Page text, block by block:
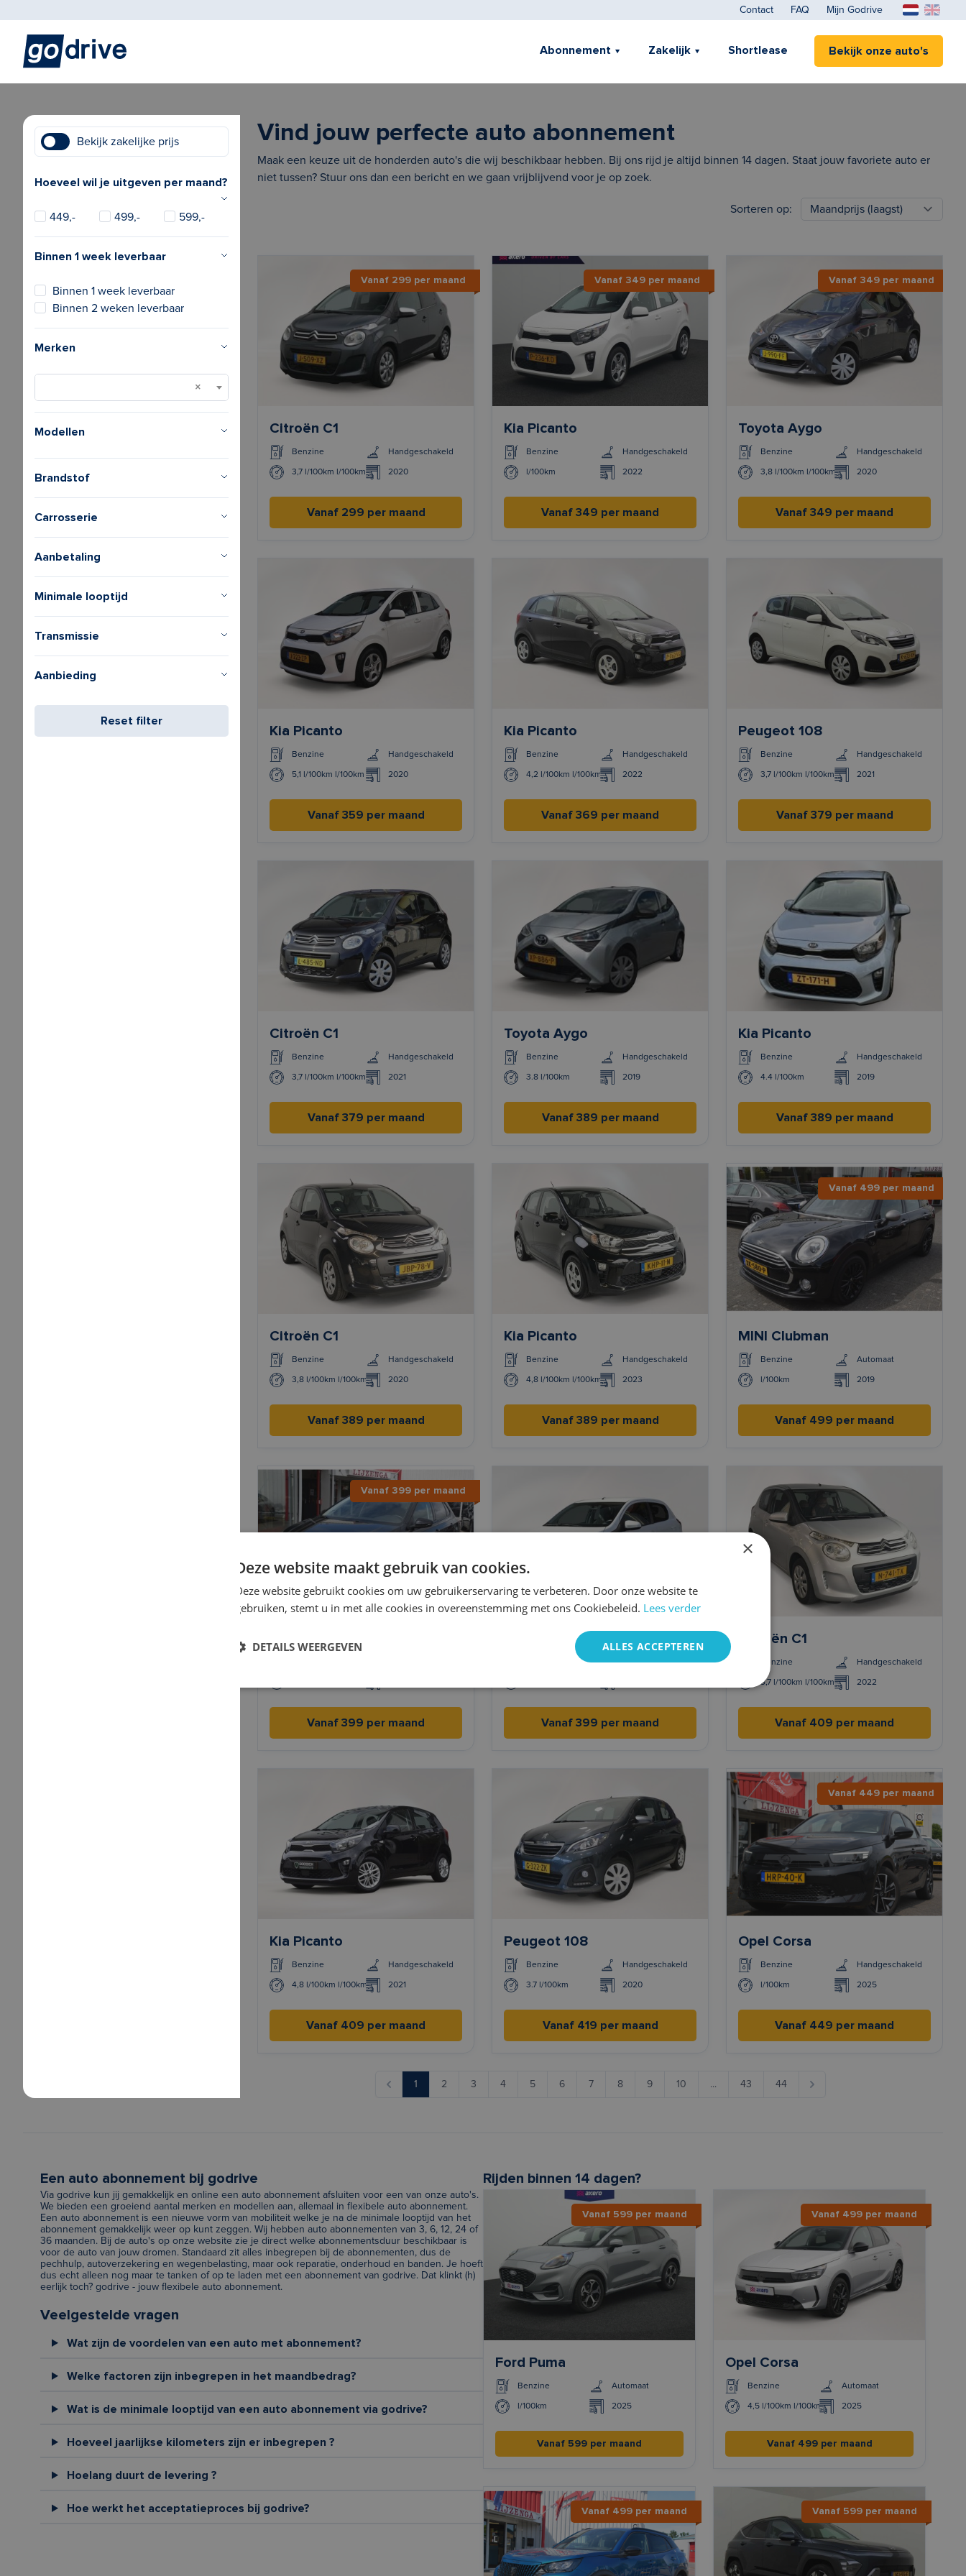
Contact FAQ Mijn Godrive
Abonnement Zakelijk Shortlease Bekijk onze auto's
Bekijk zakelijke prijs
Hoeveel wil je uitgeven per maand?
449,- 499,- 599,-
Binnen 1 week leverbaar
Binnen 1 week leverbaar
Binnen 2 weken leverbaar
Merken
Modellen
Brandstof
Carrosserie
Aanbetaling
Minimale looptijd
Transmissie
Aanbieding
Reset filter
Vind jouw perfecte auto abonnement
Maak een keuze uit de honderden auto's die wij beschikbaar hebben. Bij ons rijd je altijd binnen 14 dagen. Staat jouw favoriete auto er
niet tussen? Stuur ons dan een bericht en we gaan vrijblijvend voor je op zoek.
Sorteren op:
Vanaf 299 per maand
Citroën C1
Benzine Handgeschakeld
3,7 l/100km l/100km 2020
Vanaf 299 per maand
Vanaf 349 per maand
Kia Picanto
Benzine Handgeschakeld
l/100km 2022
Vanaf 349 per maand
Vanaf 349 per maand
Toyota Aygo
Benzine Handgeschakeld
3,8 l/100km l/100km 2020
Vanaf 349 per maand
Kia Picanto
Benzine Handgeschakeld
5,1 l/100km l/100km 2020
Vanaf 359 per maand
Kia Picanto
Benzine Handgeschakeld
4,2 l/100km l/100km 2022
Vanaf 369 per maand
Peugeot 108
Benzine Handgeschakeld
3,7 l/100km l/100km 2021
Vanaf 379 per maand
Citroën C1
Benzine Handgeschakeld
3,7 l/100km l/100km 2021
Vanaf 379 per maand
Toyota Aygo
Benzine Handgeschakeld
3.8 l/100km 2019
Vanaf 389 per maand
Kia Picanto
Benzine Handgeschakeld
4.4 l/100km 2019
Vanaf 389 per maand
Citroën C1
Benzine Handgeschakeld
3,8 l/100km l/100km 2020
Vanaf 389 per maand
Kia Picanto
Benzine Handgeschakeld
4,8 l/100km l/100km 2023
Vanaf 389 per maand
Vanaf 499 per maand
MINI Clubman
Benzine Automaat
l/100km 2019
Vanaf 499 per maand
Vanaf 399 per maand
Vanaf 399 per maand
Peugeot 108
Handgeschakeld
Vanaf 399 per maand
Citroën C1
Benzine Handgeschakeld
3,7 l/100km l/100km 2022
Vanaf 409 per maand
Kia Picanto
Benzine Handgeschakeld
4,8 l/100km l/100km 2021
Vanaf 409 per maand
Peugeot 108
Benzine Handgeschakeld
3.7 l/100km 2020
Vanaf 419 per maand
Vanaf 449 per maand
Opel Corsa
Benzine Handgeschakeld
l/100km 2025
Vanaf 449 per maand
1 2 3 4 5 6 7 8 9 10 ... 43 44
Een auto abonnement bij godrive
Via godrive kun jij gemakkelijk en online een auto abonnement afsluiten voor een van onze auto's.
We bieden een groeiend aantal merken en modellen aan, allemaal in flexibele auto abonnement.
Een auto abonnement is een nieuwe vorm van mobiliteit welke je na de minimale looptijd van het
abonnement gemakkelijk weer op kunt zeggen. Wij hebben auto abonnementen van 3, 6, 12, 24 of
36 maanden. Bij de auto's op onze website zie je direct welke abonnementsduur beschikbaar is
voor de auto van jouw dromen. Standaard zit alles inbegrepen bij de abonnementen, dus de
pechhulp, autoverzekering en wegenbelasting, maar ook reparatie, onderhoud en banden. Je hoeft
dus echt alleen nog maar te tanken of op te laden met een abonnement van godrive. Dat klinkt (h)
eerlijk toch? godrive - jouw flexibele auto abonnement.
Veelgestelde vragen
Wat zijn de voordelen van een auto met abonnement?
Welke factoren zijn inbegrepen in het maandbedrag?
Wat is de minimale looptijd van een auto abonnement via godrive?
Hoeveel jaarlijkse kilometers zijn er inbegrepen ?
Hoelang duurt de levering ?
Hoe werkt het acceptatieproces bij godrive?
Rijden binnen 14 dagen?
Vanaf 599 per maand
Ford Puma
Benzine Automaat
l/100km 2025
Vanaf 599 per maand
Vanaf 499 per maand
Opel Corsa
Benzine Automaat
4,5 l/100km l/100km 2025
Vanaf 499 per maand
Vanaf 499 per maand Vanaf 599 per maand
×
Deze website maakt gebruik van cookies.
Deze website gebruikt cookies om uw gebruikerservaring te verbeteren. Door onze website te
gebruiken, stemt u in met alle cookies in overeenstemming met ons Cookiebeleid. Lees verder
ALLES ACCEPTEREN
DETAILS WEERGEVEN